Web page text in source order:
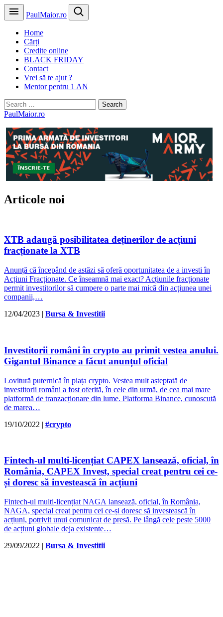
PaulMaior.ro
Home
Cărți
Credite online
BLACK FRIDAY
Contact
Vrei să te ajut ?
Mentor pentru 1 AN
Search
for:
PaulMaior.ro
Articole noi
XTB adaugă posibilitatea deținerilor de acțiuni
fracționate la XTB
Anunță că începând de astăzi să oferă oportunitatea de a investi în
Acțiuni Fracționate. Ce înseamnă mai exact? Acțiunile fracționate
permit investitorilor să cumpere o parte mai mică din acțiunea unei
companii,…
12/04/2023 | Bursa & Investitii
Investitorii români în crypto au primit vestea anului.
Gigantul Binance a făcut anunțul oficial
Lovitură puternică în piața crypto. Vestea mult așteptată de
investitorii români a fost oferită, în cele din urmă, de cea mai mare
platformă de tranzacționare din lume. Platforma Binance, cunoscută
de marea…
19/10/2022 | #crypto
Fintech-ul multi-licențiat CAPEX lansează, oficial, în
România, CAPEX Invest, special creat pentru cei ce-
și doresc să investească în acțiuni
Fintech-ul multi-licențiat NAGA lansează, oficial, în România,
NAGA, special creat pentru cei ce-și doresc să investească în
acțiuni, potrivit unui comunicat de presă. Pe lângă cele peste 5000
de acțiuni globale deja existente…
29/09/2022 | Bursa & Investitii